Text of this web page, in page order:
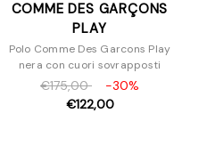
COMME DES GARÇONS
PLAY
Polo Comme Des Garcons Play
nera con cuori sovrapposti
€175,00
-30%
€122,00